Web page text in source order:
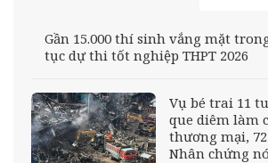
Gần 15.000 thí sinh vắng mặt
tục dự thi tốt nghiệp THPT 2026
Vụ bé trai 11
que diêm làm
thương mại,
Nhân chứng